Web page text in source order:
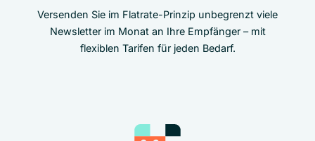
Versenden Sie im Flatrate-Prinzip unbegrenzt viele
Newsletter im Monat an Ihre Empfänger – mit
flexiblen Tarifen für jeden Bedarf.